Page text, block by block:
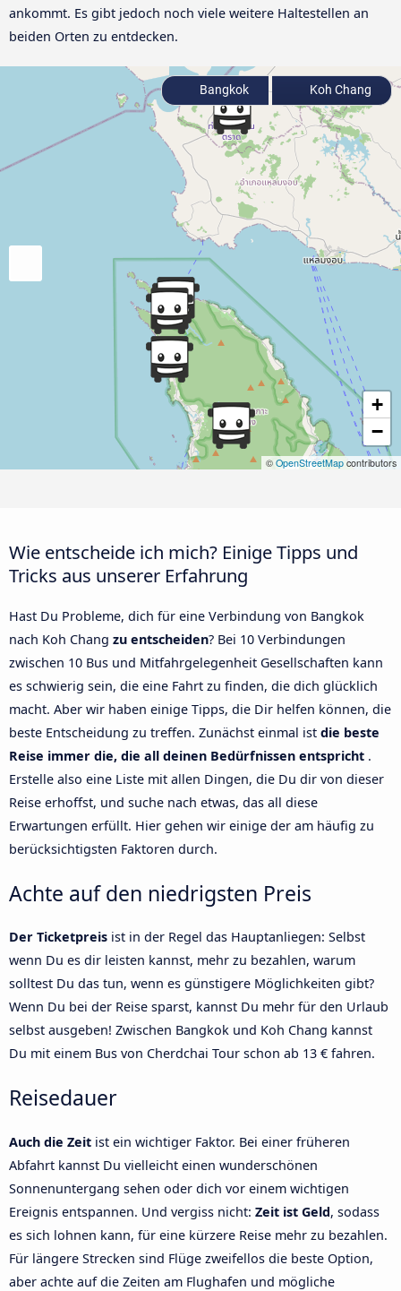
ankommt. Es gibt jedoch noch viele weitere Haltestellen an
beiden Orten zu entdecken.
+
−
© OpenStreetMap contributors
Bangkok Koh Chang
Wie entscheide ich mich? Einige Tipps und
Tricks aus unserer Erfahrung
Hast Du Probleme, dich für eine Verbindung von Bangkok
nach Koh Chang zu entscheiden? Bei 10 Verbindungen
zwischen 10 Bus und Mitfahrgelegenheit Gesellschaften kann
es schwierig sein, die eine Fahrt zu finden, die dich glücklich
macht. Aber wir haben einige Tipps, die Dir helfen können, die
beste Entscheidung zu treffen. Zunächst einmal ist die beste
Reise immer die, die all deinen Bedürfnissen entspricht .
Erstelle also eine Liste mit allen Dingen, die Du dir von dieser
Reise erhoffst, und suche nach etwas, das all diese
Erwartungen erfüllt. Hier gehen wir einige der am häufig zu
berücksichtigsten Faktoren durch.
Achte auf den niedrigsten Preis
Der Ticketpreis ist in der Regel das Hauptanliegen: Selbst
wenn Du es dir leisten kannst, mehr zu bezahlen, warum
solltest Du das tun, wenn es günstigere Möglichkeiten gibt?
Wenn Du bei der Reise sparst, kannst Du mehr für den Urlaub
selbst ausgeben! Zwischen Bangkok und Koh Chang kannst
Du mit einem Bus von Cherdchai Tour schon ab 13 € fahren.
Reisedauer
Auch die Zeit ist ein wichtiger Faktor. Bei einer früheren
Abfahrt kannst Du vielleicht einen wunderschönen
Sonnenuntergang sehen oder dich vor einem wichtigen
Ereignis entspannen. Und vergiss nicht: Zeit ist Geld, sodass
es sich lohnen kann, für eine kürzere Reise mehr zu bezahlen.
Für längere Strecken sind Flüge zweifellos die beste Option,
aber achte auf die Zeiten am Flughafen und mögliche